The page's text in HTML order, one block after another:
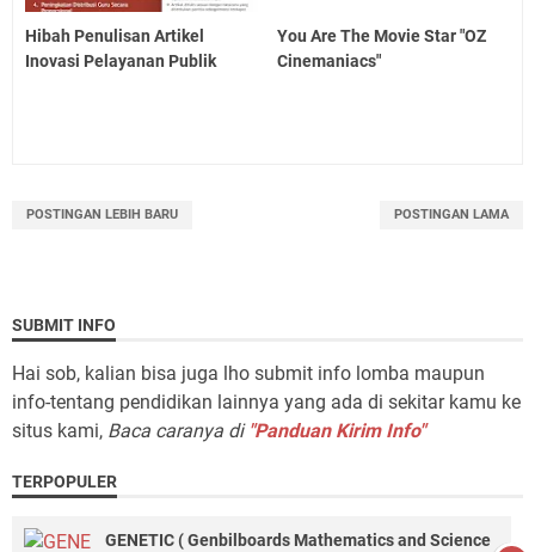
Hibah Penulisan Artikel
Inovasi Pelayanan Publik
You Are The Movie Star "OZ
Cinemaniacs"
POSTINGAN LEBIH BARU POSTINGAN LAMA
SUBMIT INFO
Hai sob, kalian bisa juga lho submit info lomba maupun
info-tentang pendidikan lainnya yang ada di sekitar kamu ke
situs kami, Baca caranya di "Panduan Kirim Info"
TERPOPULER
GENETIC ( Genbilboards Mathematics and Science